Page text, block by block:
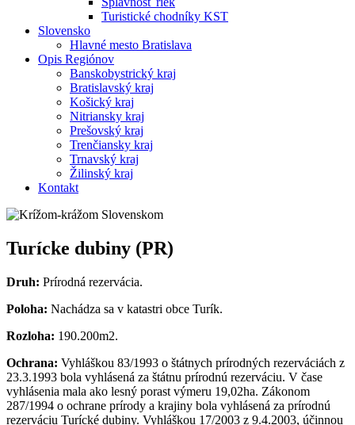
Turistické chodníky KST
Slovensko
Hlavné mesto Bratislava
Opis Regiónov
Banskobystrický kraj
Bratislavský kraj
Košický kraj
Nitriansky kraj
Prešovský kraj
Trenčiansky kraj
Trnavský kraj
Žilinský kraj
Kontakt
Turícke dubiny (PR)
Druh: Prírodná rezervácia.
Poloha: Nachádza sa v katastri obce Turík.
Rozloha: 190.200m2.
Ochrana: Vyhláškou 83/1993 o štátnych prírodných rezerváciách z
23.3.1993 bola vyhlásená za štátnu prírodnú rezerváciu. V čase
vyhlásenia mala ako lesný porast výmeru 19,02ha. Zákonom
287/1994 o ochrane prírody a krajiny bola vyhlásená za prírodnú
rezerváciu Turícké dubiny. Vyhláškou 17/2003 z 9.4.2003, účinnou